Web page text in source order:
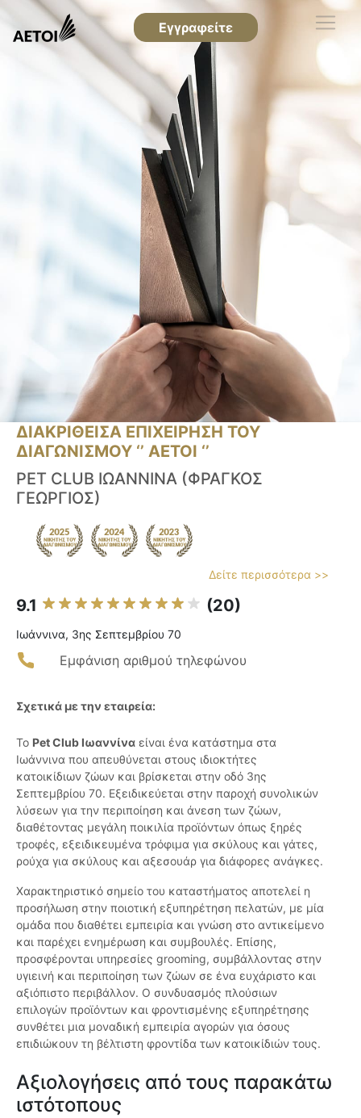
Εγγραφείτε
ΔΙΑΚΡΙΘΕΙΣΑ ΕΠΙΧΕΙΡΗΣΗ ΤΟΥ
ΔΙΑΓΩΝΙΣΜΟΥ ‘’ ΑΕΤΟΙ ‘’
PET CLUB ΙΩΑΝΝΙΝΑ (ΦΡΑΓΚΟΣ
ΓΕΩΡΓΙΟΣ)
Δείτε περισσότερα >>
9.1 (20)
Ιωάννινα, 3ης Σεπτεμβρίου 70
Εμφάνιση αριθμού τηλεφώνου
Σχετικά με την εταιρεία:
Το Pet Club Ιωαννίνα είναι ένα κατάστημα στα
Ιωάννινα που απευθύνεται στους ιδιοκτήτες
κατοικίδιων ζώων και βρίσκεται στην οδό 3ης
Σεπτεμβρίου 70. Εξειδικεύεται στην παροχή συνολικών
λύσεων για την περιποίηση και άνεση των ζώων,
διαθέτοντας μεγάλη ποικιλία προϊόντων όπως ξηρές
τροφές, εξειδικευμένα τρόφιμα για σκύλους και γάτες,
ρούχα για σκύλους και αξεσουάρ για διάφορες ανάγκες.
Χαρακτηριστικό σημείο του καταστήματος αποτελεί η
προσήλωση στην ποιοτική εξυπηρέτηση πελατών, με μία
ομάδα που διαθέτει εμπειρία και γνώση στο αντικείμενο
και παρέχει ενημέρωση και συμβουλές. Επίσης,
προσφέρονται υπηρεσίες grooming, συμβάλλοντας στην
υγιεινή και περιποίηση των ζώων σε ένα ευχάριστο και
αξιόπιστο περιβάλλον. Ο συνδυασμός πλούσιων
επιλογών προϊόντων και φροντισμένης εξυπηρέτησης
συνθέτει μια μοναδική εμπειρία αγορών για όσους
επιδιώκουν τη βέλτιστη φροντίδα των κατοικίδιών τους.
Αξιολογήσεις από τους παρακάτω
ιστότοπους